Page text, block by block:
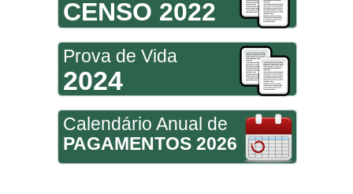
CENSO 2022
Prova de Vida
2024
Calendário Anual de
PAGAMENTOS 2026